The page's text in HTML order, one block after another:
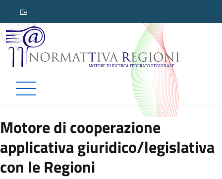
ITA
Normattiva Regioni -
Motore di cooperazione
applicativa giuridico/legislativa
con le Regioni